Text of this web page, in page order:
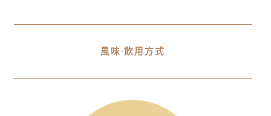
風味·飲用方式